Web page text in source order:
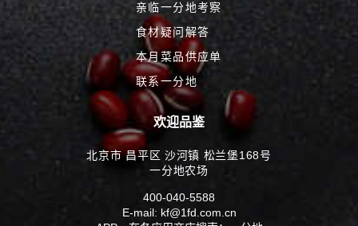
亲临一分地考察
食材疑问解答
本月菜品供应单
联系一分地
欢迎品鉴
北京市 昌平区 沙河镇 松兰堡168号
一分地农场
400-040-5588
E-mail: kf@1fd.com.cn